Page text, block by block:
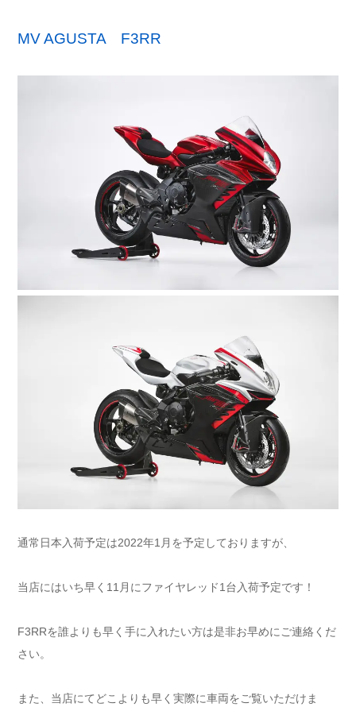
MV AGUSTA F3RR
通常日本入荷予定は2022年1月を予定しておりますが、
当店にはいち早く11月にファイヤレッド1台入荷予定です！
F3RRを誰よりも早く手に入れたい方は是非お早めにご連絡くだ
さい。
また、当店にてどこよりも早く実際に車両をご覧いただけま